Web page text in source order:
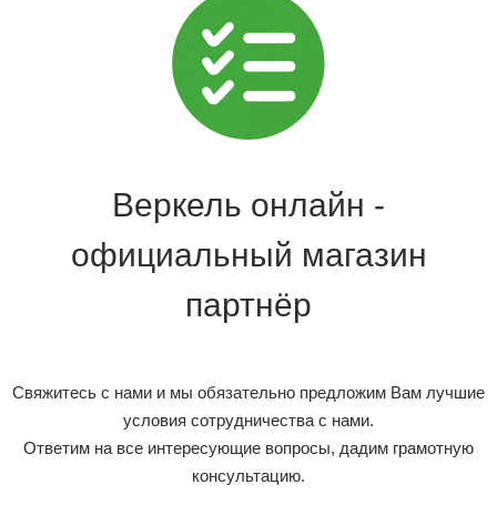
Веркель онлайн -
официальный магазин
партнёр
Свяжитесь с нами и мы обязательно предложим Вам лучшие
условия сотрудничества с нами.
Ответим на все интересующие вопросы, дадим грамотную
консультацию.